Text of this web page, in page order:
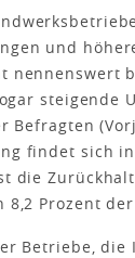
und
nennenswert
steigende
Befragten
findet sich
die
Prozent
Betriebe, die